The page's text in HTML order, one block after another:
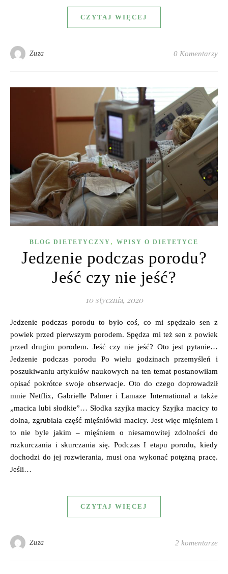
CZYTAJ WIĘCEJ
Zuza 0 Komentarzy
BLOG DIETETYCZNY , WPISY O DIETETYCE
Jedzenie podczas porodu?
Jeść czy nie jeść?
10 stycznia, 2020
Jedzenie podczas porodu to było coś, co mi spędzało sen z
powiek przed pierwszym porodem. Spędza mi też sen z powiek
przed drugim porodem. Jeść czy nie jeść? Oto jest pytanie…
Jedzenie podczas porodu Po wielu godzinach przemyśleń i
poszukiwaniu artykułów naukowych na ten temat postanowiłam
opisać pokrótce swoje obserwacje. Oto do czego doprowadził
mnie Netflix, Gabrielle Palmer i Lamaze International a także
„macica lubi słodkie”… Słodka szyjka macicy Szyjka macicy to
dolna, zgrubiała część mięśniówki macicy. Jest więc mięśniem i
to nie byle jakim – mięśniem o niesamowitej zdolności do
rozkurczania i skurczania się. Podczas I etapu porodu, kiedy
dochodzi do jej rozwierania, musi ona wykonać potężną pracę.
Jeśli…
CZYTAJ WIĘCEJ
Zuza 2 komentarze